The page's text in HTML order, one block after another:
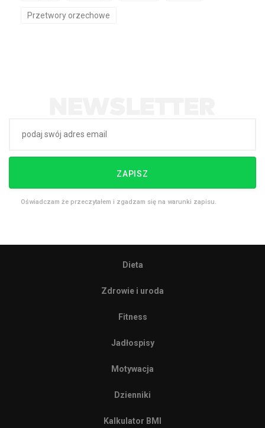
Przetwory orzechowe
ZAPISZ
Oświadczam że przeczytałem i zgadzam się na warunki zapisu.
Dieta
Zdrowie i uroda
Fitness
Jadłospisy
Motywacja
Dzienniki
Kalkulator BMI